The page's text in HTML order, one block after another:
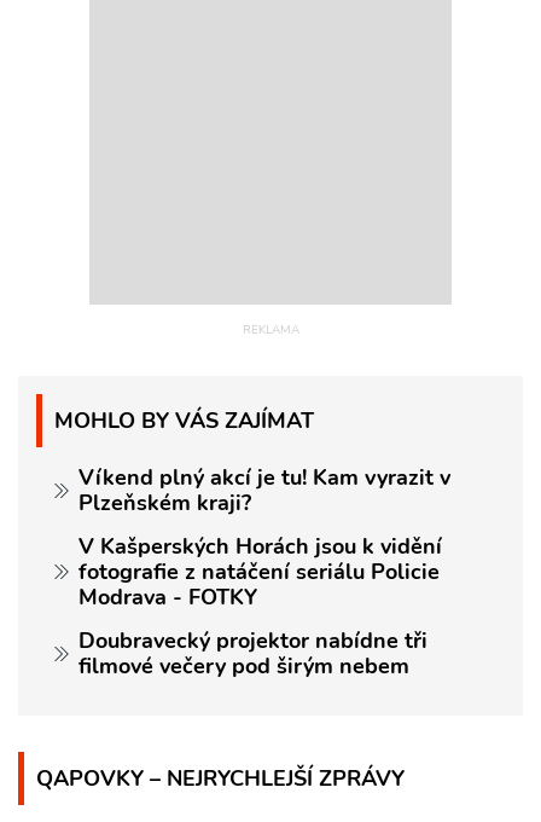
MOHLO BY VÁS ZAJÍMAT
Víkend plný akcí je tu! Kam vyrazit v
Plzeňském kraji?
V Kašperských Horách jsou k vidění
fotografie z natáčení seriálu Policie
Modrava - FOTKY
Doubravecký projektor nabídne tři
filmové večery pod širým nebem
QAPOVKY – NEJRYCHLEJŠÍ ZPRÁVY